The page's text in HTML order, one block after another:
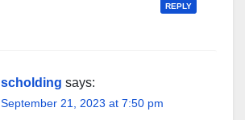
REPLY
scholding says:
September 21, 2023 at 7:50 pm